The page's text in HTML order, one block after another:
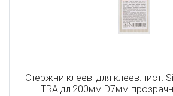
Cтержни клеев. для клеев.пист.
TRA дл.200мм D7мм